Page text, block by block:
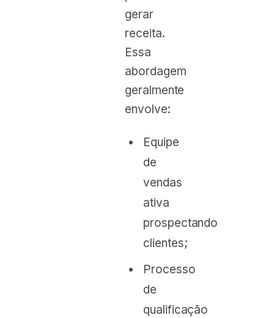
gerar
receita.
Essa
abordagem
geralmente
envolve:
Equipe
de
vendas
ativa
prospectando
clientes;
Processo
de
qualificação